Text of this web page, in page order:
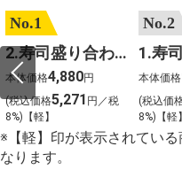
No.1
2.寿司盛り合わせ 鳳凰～ほうおう～
本体価格4,880円
(税込価格5,271 円／税
8%)【軽】
No.2
本体価格
(税込価
8%)【軽】
※【軽】印が表示されてい
なります。